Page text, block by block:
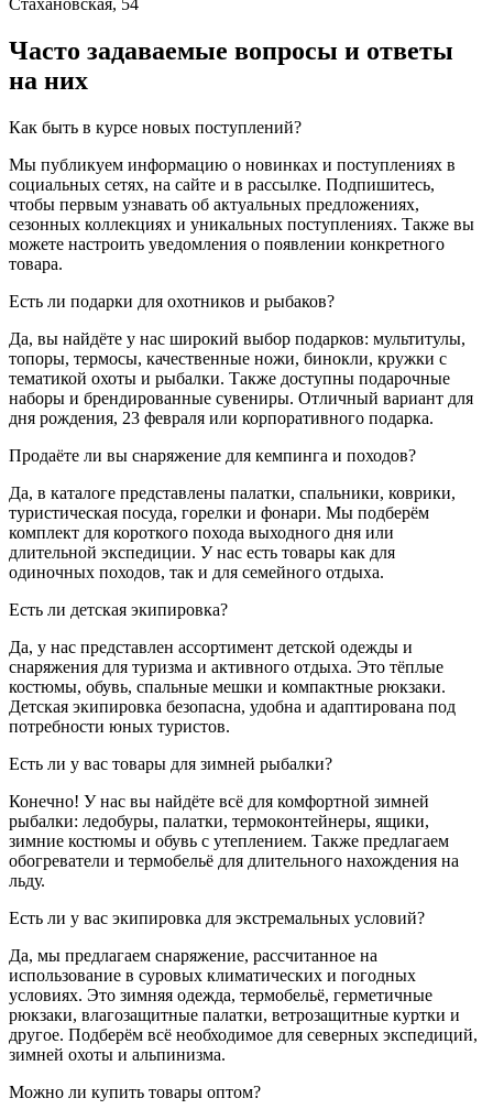
Стахановская, 54
Часто задаваемые вопросы и ответы
на них
Как быть в курсе новых поступлений?
Мы публикуем информацию о новинках и поступлениях в
социальных сетях, на сайте и в рассылке. Подпишитесь,
чтобы первым узнавать об актуальных предложениях,
сезонных коллекциях и уникальных поступлениях. Также вы
можете настроить уведомления о появлении конкретного
товара.
Есть ли подарки для охотников и рыбаков?
Да, вы найдёте у нас широкий выбор подарков: мультитулы,
топоры, термосы, качественные ножи, бинокли, кружки с
тематикой охоты и рыбалки. Также доступны подарочные
наборы и брендированные сувениры. Отличный вариант для
дня рождения, 23 февраля или корпоративного подарка.
Продаёте ли вы снаряжение для кемпинга и походов?
Да, в каталоге представлены палатки, спальники, коврики,
туристическая посуда, горелки и фонари. Мы подберём
комплект для короткого похода выходного дня или
длительной экспедиции. У нас есть товары как для
одиночных походов, так и для семейного отдыха.
Есть ли детская экипировка?
Да, у нас представлен ассортимент детской одежды и
снаряжения для туризма и активного отдыха. Это тёплые
костюмы, обувь, спальные мешки и компактные рюкзаки.
Детская экипировка безопасна, удобна и адаптирована под
потребности юных туристов.
Есть ли у вас товары для зимней рыбалки?
Конечно! У нас вы найдёте всё для комфортной зимней
рыбалки: ледобуры, палатки, термоконтейнеры, ящики,
зимние костюмы и обувь с утеплением. Также предлагаем
обогреватели и термобельё для длительного нахождения на
льду.
Есть ли у вас экипировка для экстремальных условий?
Да, мы предлагаем снаряжение, рассчитанное на
использование в суровых климатических и погодных
условиях. Это зимняя одежда, термобельё, герметичные
рюкзаки, влагозащитные палатки, ветрозащитные куртки и
другое. Подберём всё необходимое для северных экспедиций,
зимней охоты и альпинизма.
Можно ли купить товары оптом?